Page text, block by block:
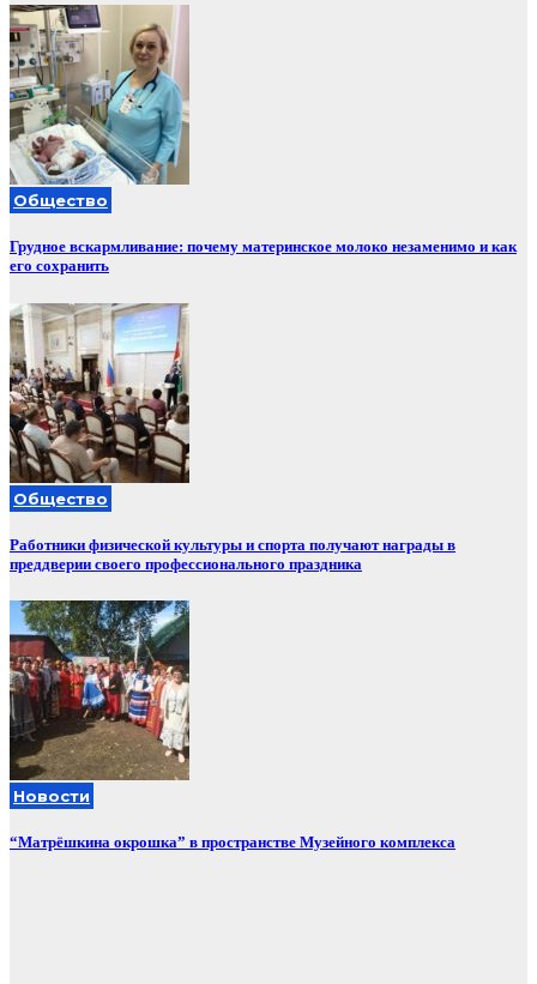
Общество
Грудное вскармливание: почему материнское молоко незаменимо и как
его сохранить
Общество
Работники физической культуры и спорта получают награды в
преддверии своего профессионального праздника
Новости
“Матрёшкина окрошка” в пространстве Музейного комплекса